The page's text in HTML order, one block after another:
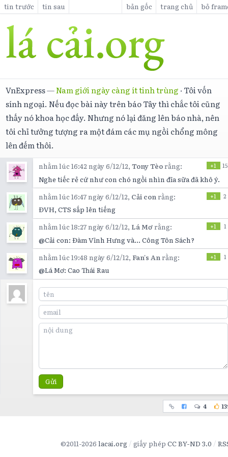
tin trước tin sau bản gốc trang chủ bỏ
VnExpress—Nam giới ngày càng ít tinh trùng · Tôi vốn
sính ngoại. Nếu đọc bài này trên báo Tây thì chắc tôi cũng
thấy nó khoa học đấy. Nhưng nó lại đăng lên báo nhà, nên
tôi chỉ tưởng tượng ra một đám các mụ ngồi chổng mông
lên đếm thôi.
nhằm lúc 16:42 ngày 6/12/12,Tony Tèorằng: +1 15
Nghe tiếc rẻ cứ như con chó ngồi nhìn đĩa sữa đã khô ý.
nhằm lúc 16:47 ngày 6/12/12, Cải con rằng: +1 2
ĐVH, CTS sắp lên tiếng
nhằm lúc 18:27 ngày 6/12/12, Lá Mơrằng: +1 1
@Cải con: Đàm Vĩnh Hưng và... Công Tôn Sách?
nhằm lúc 19:48 ngày 6/12/12, Fan's An rằng: +1 1
@Lá Mơ: Cao Thái Rau
Gửi
4
©2011-2026 lacai.org giấy phép CC BY-ND 3.0